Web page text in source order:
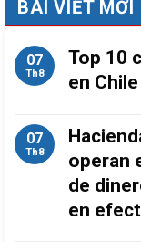
BÀI VIẾT MỚI
07
Th8
Top 10
en
07
Th8
operan
de
en